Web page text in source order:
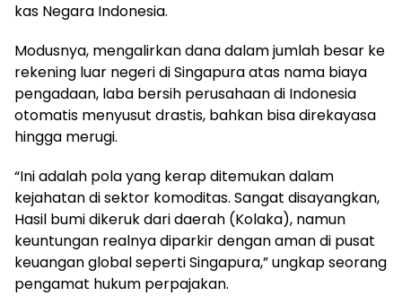
kas Negara Indonesia.
Modusnya, mengalirkan dana dalam jumlah besar ke
rekening luar negeri di Singapura atas nama biaya
pengadaan, laba bersih perusahaan di Indonesia
otomatis menyusut drastis, bahkan bisa direkayasa
hingga merugi.
“Ini adalah pola yang kerap ditemukan dalam
kejahatan di sektor komoditas. Sangat disayangkan,
Hasil bumi dikeruk dari daerah (Kolaka), namun
keuntungan realnya diparkir dengan aman di pusat
keuangan global seperti Singapura,” ungkap seorang
pengamat hukum perpajakan.